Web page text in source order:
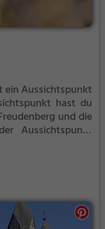
ein Aussichtspunkt
hast du
und die
Aussichtspunkt
oder zum
und sonnigen